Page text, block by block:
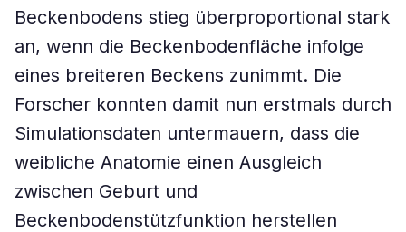
Beckenbodens stieg überproportional stark
an, wenn die Beckenbodenfläche infolge
eines breiteren Beckens zunimmt. Die
Forscher konnten damit nun erstmals durch
Simulationsdaten untermauern, dass die
weibliche Anatomie einen Ausgleich
zwischen Geburt und
Beckenbodenstützfunktion herstellen